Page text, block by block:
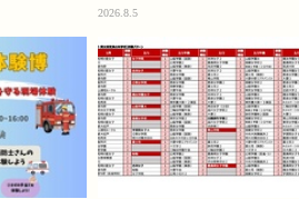
2026.8.5